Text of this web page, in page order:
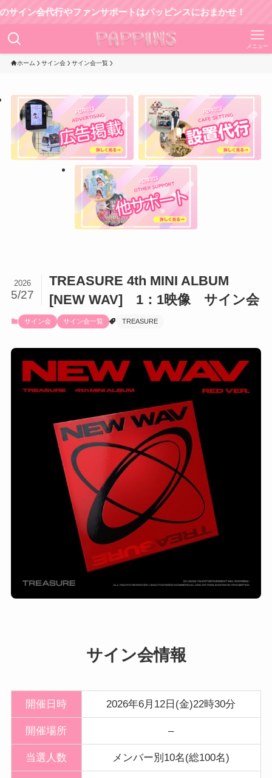
代行やファンサポートはパッピンスにおまかせ！
メニュー
ホーム サイン会 サイン会一覧
TREASURE 4th MINI ALBUM
[NEW WAV] 1：1映像 サイン会
2026
5/27
サイン会 サイン会一覧 TREASURE
サイン会情報
開催日時 2026年6月12日(金)22時30分
開催場所 –
当選人数 メンバー別10名(総100名)